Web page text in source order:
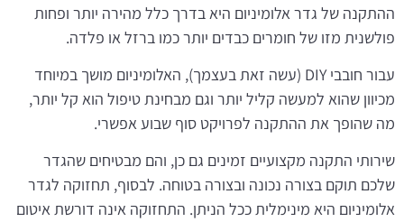
ההתקנה של גדר אלומיניום היא בדרך כלל מהירה יותר ופחות
פולשנית מזו של חומרים כבדים יותר כמו ברזל או פלדה.
עבור חובבי DIY (עשה זאת בעצמך), האלומיניום מושך במיוחד
מכיוון שהוא למעשה קליל יותר וגם מבחינת טיפול הוא קל יותר,
מה שהופך את ההתקנה לפרויקט סוף שבוע אפשרי.
שירותי התקנה מקצועיים זמינים גם כן, והם מבטיחים שהגדר
שלכם תוקם בצורה נכונה ובצורה בטוחה. לבסוף, תחזוקה לגדר
אלומיניום היא מינימלית ככל הניתן. התחזוקה אינה דורשת איטום